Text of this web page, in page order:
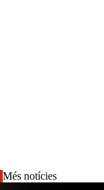
Més notícies